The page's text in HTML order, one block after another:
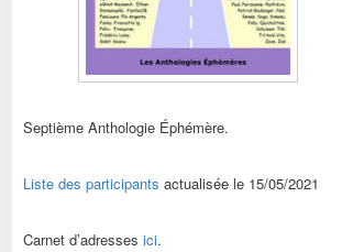
Septième Anthologie Éphémère.
Liste des participants actualisée le 15/05/2021
Carnet d’adresses ici.